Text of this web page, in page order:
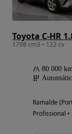
Toyota C-HR
1798 cm3 • 122 cv
80 000
Ramalde
Profissional